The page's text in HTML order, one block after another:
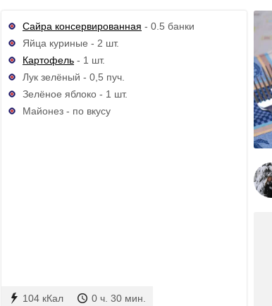
Сайра консервированная - 0.5 банки
Яйца куриные - 2 шт.
Картофель - 1 шт.
Лук зелёный - 0,5 пуч.
Зелёное яблоко - 1 шт.
Майонез - по вкусу
104 кКал 0 ч. 30 мин.